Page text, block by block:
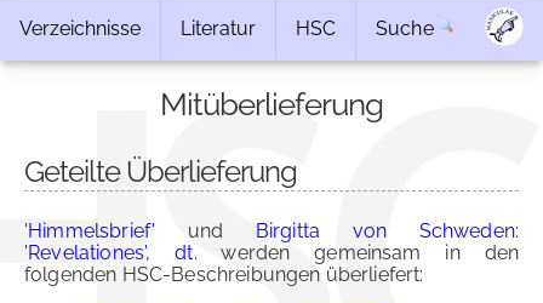
Verzeichnisse Literatur HSC Suche
Mitüberlieferung
Geteilte Überlieferung
'Himmelsbrief' und Birgitta von Schweden:
'Revelationes', dt. werden gemeinsam in den
folgenden HSC-Beschreibungen überliefert: